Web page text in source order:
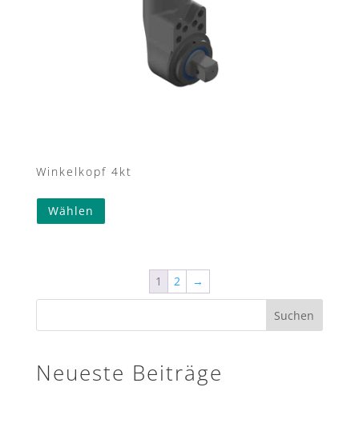
Winkelkopf 4kt
Wählen
1 2 →
Suchen
Neueste Beiträge